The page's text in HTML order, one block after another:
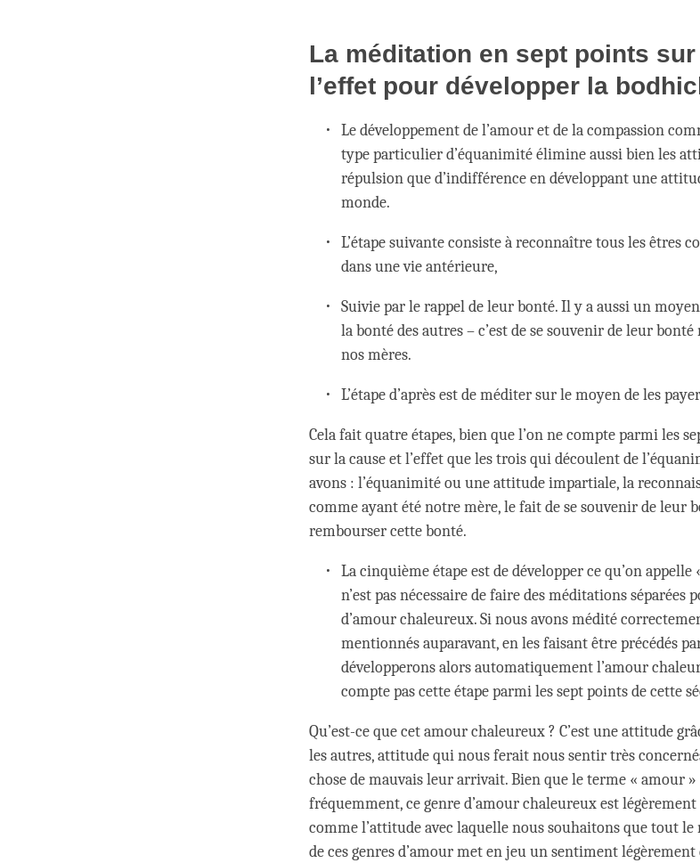
La méditation en sept points
l’effet pour développer la
Le développement de l’amour et de la compassion
type particulier d’équanimité élimine aussi bien les
répulsion que d’indifférence en développant une
monde.
L’étape suivante consiste à reconnaître tous les êtres
dans une vie antérieure,
Suivie par le rappel de leur bonté. Il y a aussi un
la bonté des autres – c’est de se souvenir de leur
nos mères.
L’étape d’après est de méditer sur le moyen de les
Cela fait quatre étapes, bien que l’on ne compte parmi les
sur la cause et l’effet que les trois qui découlent de
avons : l’équanimité ou une attitude impartiale, la
comme ayant été notre mère, le fait de se souvenir de leur
rembourser cette bonté.
La cinquième étape est de développer ce qu’on
n’est pas nécessaire de faire des méditations
d’amour chaleureux. Si nous avons médité
mentionnés auparavant, en les faisant être précédés
développerons alors automatiquement l’amour
compte pas cette étape parmi les sept points de cette
Qu’est-ce que cet amour chaleureux ? C’est une attitude
les autres, attitude qui nous ferait nous sentir très
chose de mauvais leur arrivait. Bien que le terme « amour
fréquemment, ce genre d’amour chaleureux est
comme l’attitude avec laquelle nous souhaitons que tout
de ces genres d’amour met en jeu un sentiment